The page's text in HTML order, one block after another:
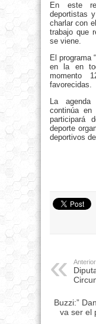
En este
deportistas
charlar con
trabajo que
se viene.
El programa
en la en
momento
favorecidas.
La
continúa
participará
deporte
deportivos
Buzzi:”
va ser el